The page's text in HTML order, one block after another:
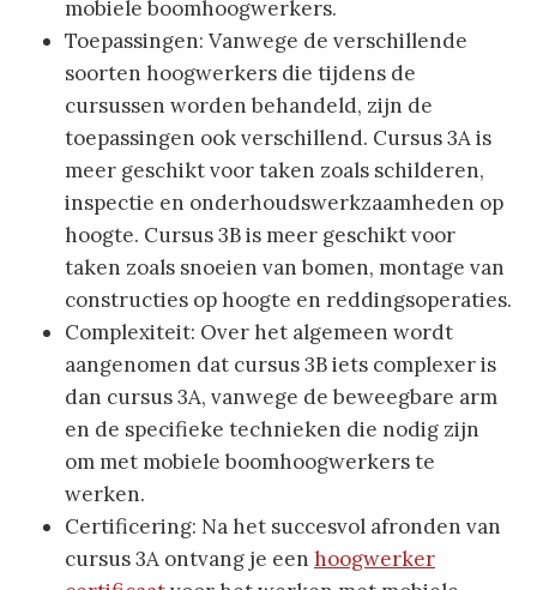
mobiele boomhoogwerkers.
Toepassingen: Vanwege de verschillende
soorten hoogwerkers die tijdens de
cursussen worden behandeld, zijn de
toepassingen ook verschillend. Cursus 3A is
meer geschikt voor taken zoals schilderen,
inspectie en onderhoudswerkzaamheden op
hoogte. Cursus 3B is meer geschikt voor
taken zoals snoeien van bomen, montage van
constructies op hoogte en reddingsoperaties.
Complexiteit: Over het algemeen wordt
aangenomen dat cursus 3B iets complexer is
dan cursus 3A, vanwege de beweegbare arm
en de specifieke technieken die nodig zijn
om met mobiele boomhoogwerkers te
werken.
Certificering: Na het succesvol afronden van
cursus 3A ontvang je een hoogwerker